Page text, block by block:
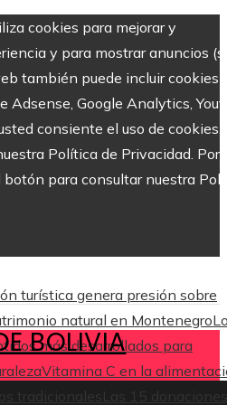
cookies para mejorar y
y para mostrar anuncios
también puede incluir cookies
Adsense, Google Analytics,
consiente el uso de cookies.
Política de Privacidad. Por
botón para consultar nuestra
turística genera presión sobre
natural en Montenegro
más desarrollados para
Vitamina C en la
tradicionales
Las 15 donaciones
BOLIVIA